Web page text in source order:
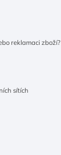
reklamaci zboží?
sítích